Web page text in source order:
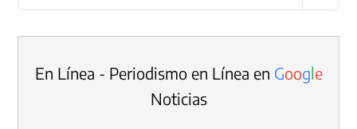
En Línea - Periodismo en Línea en Google
Noticias